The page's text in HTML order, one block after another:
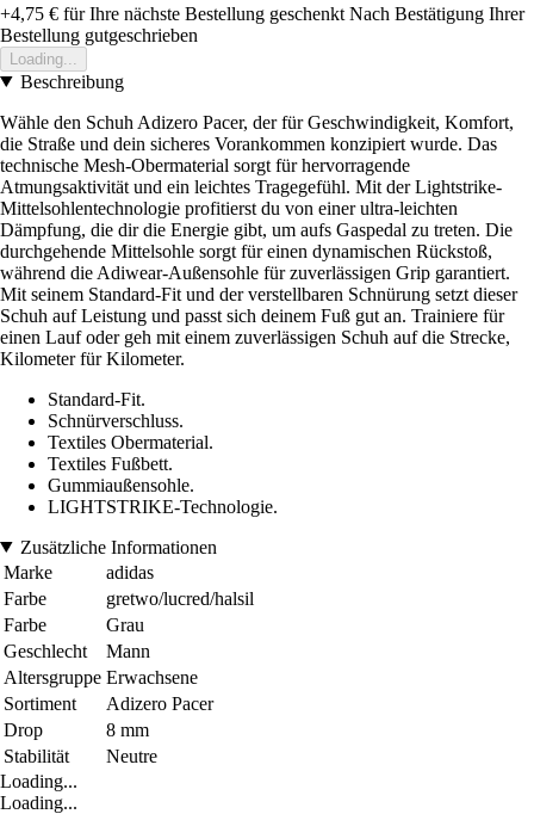
+4,75 € für Ihre nächste Bestellung geschenkt Nach Bestätigung Ihrer
Bestellung gutgeschrieben
Loading...
Beschreibung
Wähle den Schuh Adizero Pacer, der für Geschwindigkeit, Komfort,
die Straße und dein sicheres Vorankommen konzipiert wurde. Das
technische Mesh-Obermaterial sorgt für hervorragende
Atmungsaktivität und ein leichtes Tragegefühl. Mit der Lightstrike-
Mittelsohlentechnologie profitierst du von einer ultra-leichten
Dämpfung, die dir die Energie gibt, um aufs Gaspedal zu treten. Die
durchgehende Mittelsohle sorgt für einen dynamischen Rückstoß,
während die Adiwear-Außensohle für zuverlässigen Grip garantiert.
Mit seinem Standard-Fit und der verstellbaren Schnürung setzt dieser
Schuh auf Leistung und passt sich deinem Fuß gut an. Trainiere für
einen Lauf oder geh mit einem zuverlässigen Schuh auf die Strecke,
Kilometer für Kilometer.
Standard-Fit.
Schnürverschluss.
Textiles Obermaterial.
Textiles Fußbett.
Gummiaußensohle.
LIGHTSTRIKE-Technologie.
Zusätzliche Informationen
Marke
adidas
Farbe
gretwo/lucred/halsil
Farbe
Grau
Geschlecht
Mann
Altersgruppe Erwachsene
Sortiment
Adizero Pacer
Drop
8 mm
Stabilität
Neutre
Loading...
Loading...